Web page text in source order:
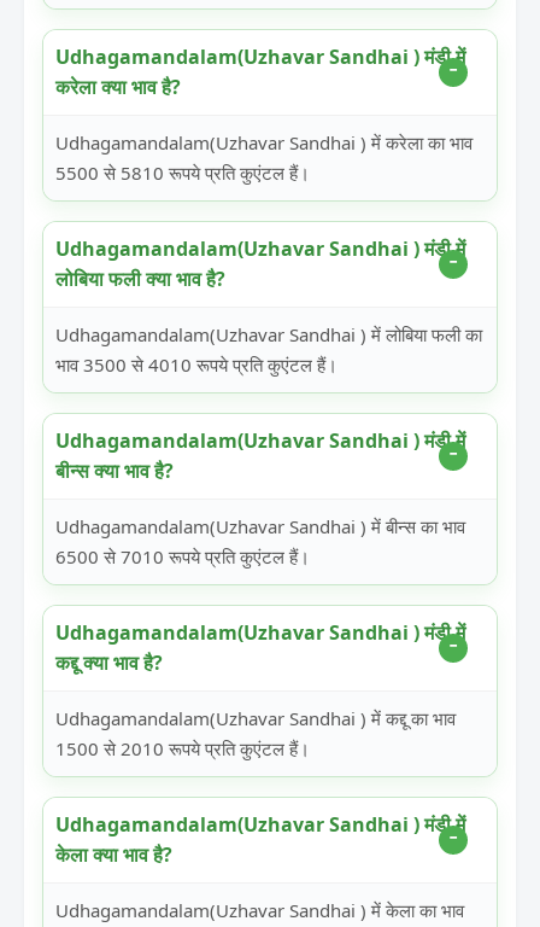
Udhagamandalam(Uzhavar Sandhai ) मंडी में
करेला क्या भाव है?
Udhagamandalam(Uzhavar Sandhai ) में करेला का भाव
5500 से 5810 रूपये प्रति कुएंटल हैं।
Udhagamandalam(Uzhavar Sandhai ) मंडी में
लोबिया फली क्या भाव है?
Udhagamandalam(Uzhavar Sandhai ) में लोबिया फली का
भाव 3500 से 4010 रूपये प्रति कुएंटल हैं।
Udhagamandalam(Uzhavar Sandhai ) मंडी में
बीन्स क्या भाव है?
Udhagamandalam(Uzhavar Sandhai ) में बीन्स का भाव
6500 से 7010 रूपये प्रति कुएंटल हैं।
Udhagamandalam(Uzhavar Sandhai ) मंडी में
कद्दू क्या भाव है?
Udhagamandalam(Uzhavar Sandhai ) में कद्दू का भाव
1500 से 2010 रूपये प्रति कुएंटल हैं।
Udhagamandalam(Uzhavar Sandhai ) मंडी में
केला क्या भाव है?
Udhagamandalam(Uzhavar Sandhai ) में केला का भाव